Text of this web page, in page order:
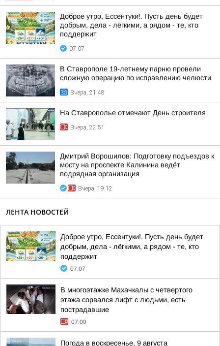
Доброе утро, Ессентуки!. Пусть день будет
добрым, дела - лёгкими, а рядом - те, кто
поддержит
07:07
В Ставрополе 19-летнему парню провели
сложную операцию по исправлению челюсти
Вчера, 21:48
На Ставрополье отмечают День строителя
Вчера, 22:51
Дмитрий Ворошилов: Подготовку подъездов к
мосту на проспекте Калинина ведёт
подрядная организация
Вчера, 19:12
ЛЕНТА НОВОСТЕЙ
Доброе утро, Ессентуки!. Пусть день будет
добрым, дела - лёгкими, а рядом - те, кто
поддержит
07:07
В многоэтажке Махачкалы с четвертого
этажа сорвался лифт с людьми, есть
пострадавшие
07:00
Погода в воскресенье, 9 августа